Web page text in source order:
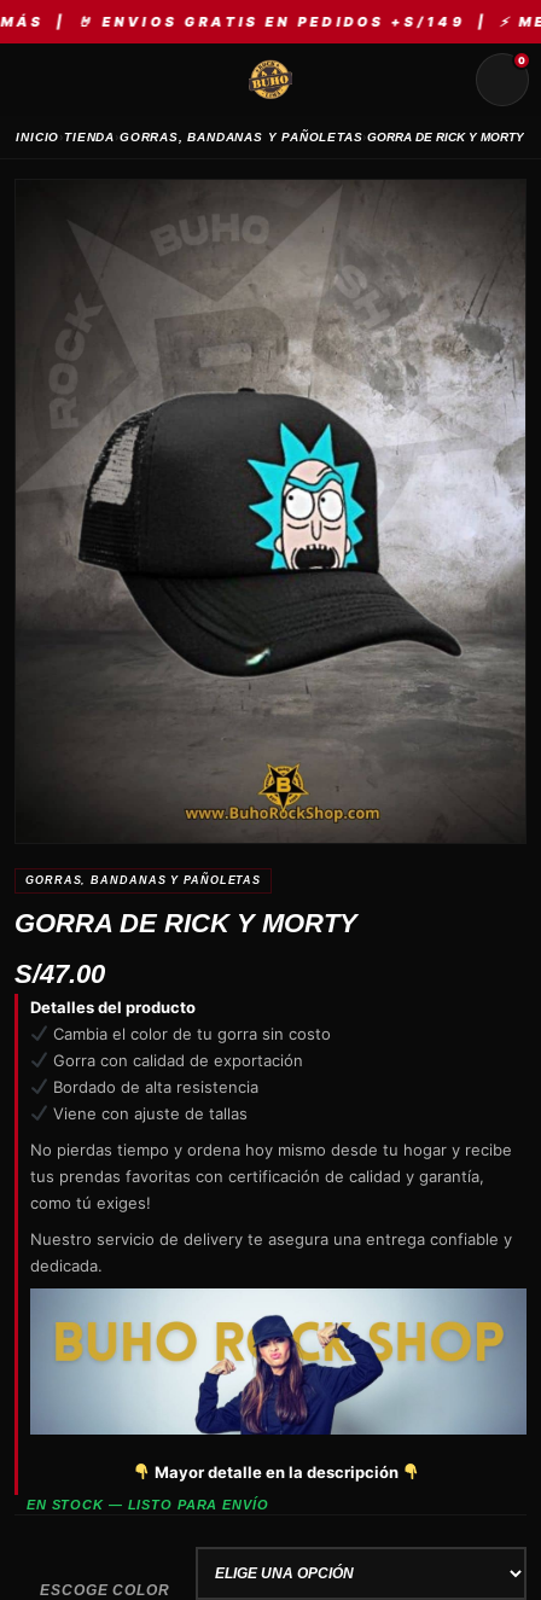
ENVIOS GRATIS EN PEDIDOS +S/149 | ⚡ MERCH
0
INICIO›TIENDA›GORRAS, BANDANAS Y PAÑOLETAS›GORRA DE RICK Y MORTY
GORRAS, BANDANAS Y PAÑOLETAS
GORRA DE RICK Y MORTY
S/47.00
Detalles del producto
Cambia el color de tu gorra sin costo
Gorra con calidad de exportación
Bordado de alta resistencia
Viene con ajuste de tallas
No pierdas tiempo y ordena hoy mismo desde tu hogar y recibe
tus prendas favoritas con certificación de calidad y garantía,
como tú exiges!
Nuestro servicio de delivery te asegura una entrega confiable y
dedicada.
Mayor detalle en la descripción
EN STOCK — LISTO PARA ENVÍO
ESCOGE COLOR